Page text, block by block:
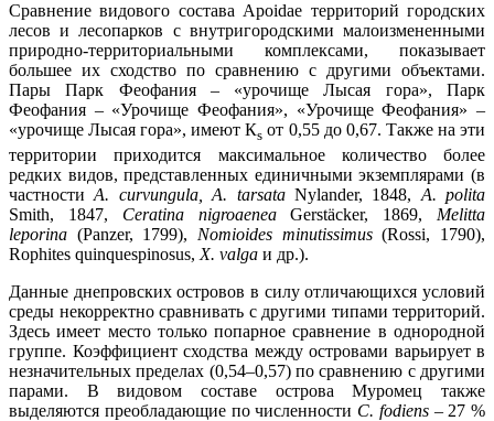
Сравнение видового состава Apoidae территорий городских
лесов и лесопарков с внутригородскими малоизмененными
природно-территориальными комплексами, показывает
большее их сходство по сравнению с другими объектами.
Пары Парк Феофания – «урочище Лысая гора», Парк
Феофания – «Урочище Феофания», «Урочище Феофания» –
«урочище Лысая гора», имеют Кs от 0,55 до 0,67. Также на эти
территории приходится максимальное количество более
редких видов, представленных единичными экземплярами (в
частностиA. curvungula, A. tarsataNylander, 1848, A. polita
Smith, 1847, Ceratina nigroaeneaGerstäcker, 1869, Melitta
leporina (Panzer, 1799), Nomioides minutissimus(Rossi, 1790),
Rophites quinquespinosus, X. valga и др.).
Данные днепровских островов в силу отличающихся условий
среды некорректно сравнивать с другими типами территорий.
Здесь имеет место только попарное сравнение в однородной
группе. Коэффициент сходства между островами варьирует в
незначительных пределах (0,54–0,57) по сравнению с другими
парами. В видовом составе острова Муромец также
выделяются преобладающие по численности C. fodiens– 27 %